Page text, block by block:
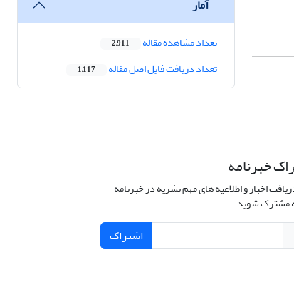
آمار
تعداد مشاهده مقاله 2,911
تعداد دریافت فایل اصل مقاله 1,117
خبرنامه
اخبار و اطلاعیه های مهم نشریه در خبرنامه
مشترک شوید.
اشتراک